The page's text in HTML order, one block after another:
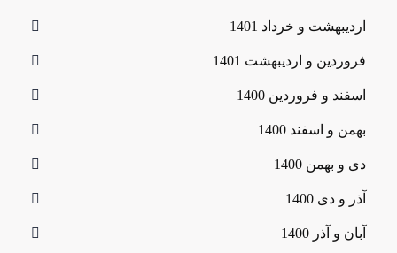
اردیبهشت و خرداد 1401
فروردین و اردیبهشت 1401
اسفند و فروردین 1400
بهمن و اسفند 1400
دی و بهمن 1400
آذر و دی 1400
آبان و آذر 1400